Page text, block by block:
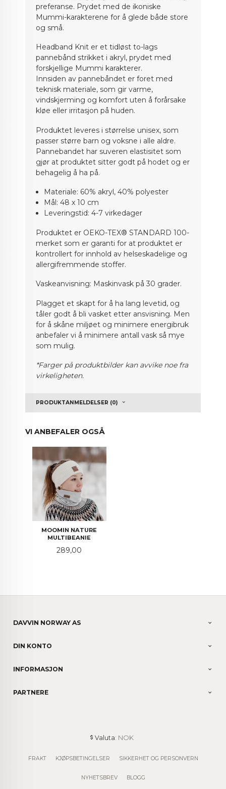
preferanse. Prydet med de ikoniske
Mummi-karakterene for å glede både store
og små.
Headband Knit er et tidløst to-lags
pannebånd strikket i akryl, prydet med
forskjellige Mummi karakterer.
Innsiden av pannebåndet er foret med
teknisk materiale, som gir varme,
vindskjerming og komfort uten å forårsake
kløe eller irritasjon på huden.
Produktet leveres i størrelse unisex, som
passer større barn og voksne i alle aldre.
Pannebandet har suveren elastisitet som
gjør at produktet sitter godt på hodet og er
behagelig å ha på.
Materiale: 60% akryl, 40% polyester
Mål: 48 x 10 cm
Leveringstid: 4-7 virkedager
Produktet er OEKO-TEX® STANDARD 100-
merket som er garanti for at produktet er
kontrollert for innhold av helseskadelige og
allergifremmende stoffer.
Vaskeanvisning: Maskinvask på 30 grader.
Plagget et skapt for å ha lang levetid, og
tåler godt å bli vasket etter ansvisning. Men
for å skåne miljøet og minimere energibruk
anbefaler vi å minimere antall vask så mye
som mulig.
*Farger på produktbilder kan avvike noe fra
virkeligheten.
PRODUKTANMELDELSER (0)
VI ANBEFALER OGSÅ
MOOMIN NATURE
MULTIBEANIE
Pris
289,00
DAVVIN NORWAY AS
DIN KONTO
INFORMASJON
PARTNERE
Valuta: NOK
FRAKT KJØPSBETINGELSER SIKKERHET OG PERSONVERN
NYHETSBREV BLOGG